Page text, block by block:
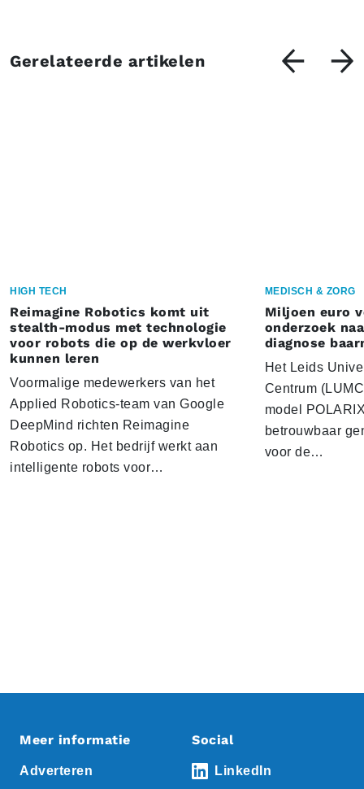
Gerelateerde artikelen
HIGH TECH
Reimagine Robotics komt uit
stealth-modus met technologie
voor robots die op de werkvloer
kunnen leren
Voormalige medewerkers van het
Applied Robotics-team van Google
DeepMind richten Reimagine
Robotics op. Het bedrijf werkt aan
intelligente robots voor…
MEDISCH & ZORG
Miljoen euro
onderzoek
diagnose
Het Leids
Centrum
model
betrouwbaar
voor de…
Meer informatie
Adverteren
Social
LinkedIn